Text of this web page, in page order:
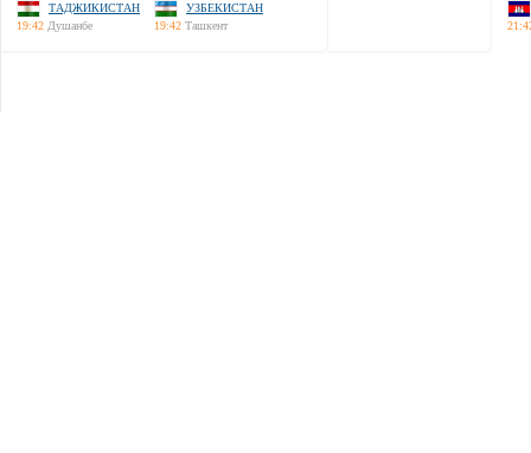
ТАДЖИКИСТАН
19:42 Душанбе
УЗБЕКИСТАН
19:42 Ташкент